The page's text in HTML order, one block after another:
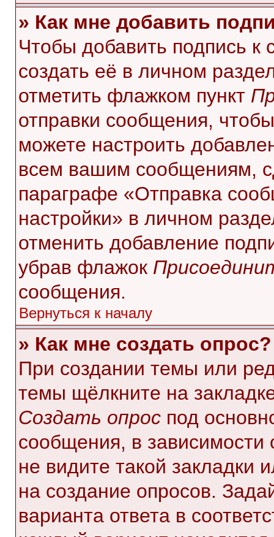
» Как мне добавить
Чтобы добавить подпись
создать её в личном
отметить флажком пункт
отправки сообщения,
можете настроить
всем вашим сообщениям,
параграфе «Отправка
настройки» в личном
отменить добавление
убрав флажок
сообщения.
Вернуться к началу
» Как мне создать опрос?
При создании темы или
темы щёлкните на
Создать опрос под
сообщения, в зависимости
не видите такой
на создание опросов.
варианта ответа в